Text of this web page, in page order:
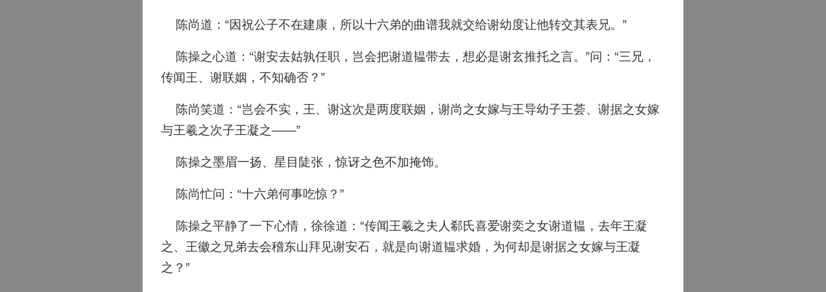
陈尚道：“因祝公子不在建康，所以十六弟的曲谱我就交给谢幼度让他转交其表兄。”
陈操之心道：“谢安去姑孰任职，岂会把谢道韫带去，想必是谢玄推托之言。”问：“三兄，
传闻王、谢联姻，不知确否？”
陈尚笑道：“岂会不实，王、谢这次是两度联姻，谢尚之女嫁与王导幼子王荟、谢据之女嫁
与王羲之次子王凝之——”
陈操之墨眉一扬、星目陡张，惊讶之色不加掩饰。
陈尚忙问：“十六弟何事吃惊？”
陈操之平静了一下心情，徐徐道：“传闻王羲之夫人郗氏喜爱谢奕之女谢道韫，去年王凝
之、王徽之兄弟去会稽东山拜见谢安石，就是向谢道韫求婚，为何却是谢据之女嫁与王凝
之？”